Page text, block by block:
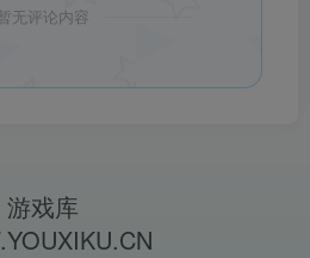
无评论内容
游戏库